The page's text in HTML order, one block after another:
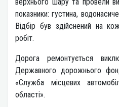
показники: густина,
Відбір був здійснений на
Дорога ремонтується
Державного дорожнього
«Служба місцевих
області».